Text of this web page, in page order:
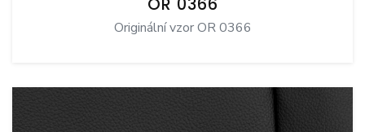
OR 0366
Originální vzor OR 0366